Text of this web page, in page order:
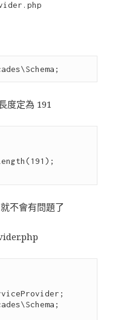
度定為 191
就不會有問題了